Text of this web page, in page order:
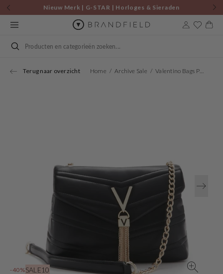
Skip to
content
Nieuw Merk | G-STAR | Horloges & Sieraden
Cart
Search
Terug naar overzicht Home Archive Sale Valentino Bags Privilege Black Shoulder Bag VBS8DN10NERO
-40%SALE10
Open
media
gallery
view